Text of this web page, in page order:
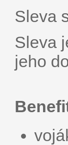
Sleva
Sleva
jeho